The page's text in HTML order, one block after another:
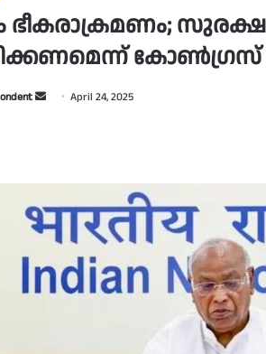
കോണ്‍ഗ്രസ്
Send April 24, 2025